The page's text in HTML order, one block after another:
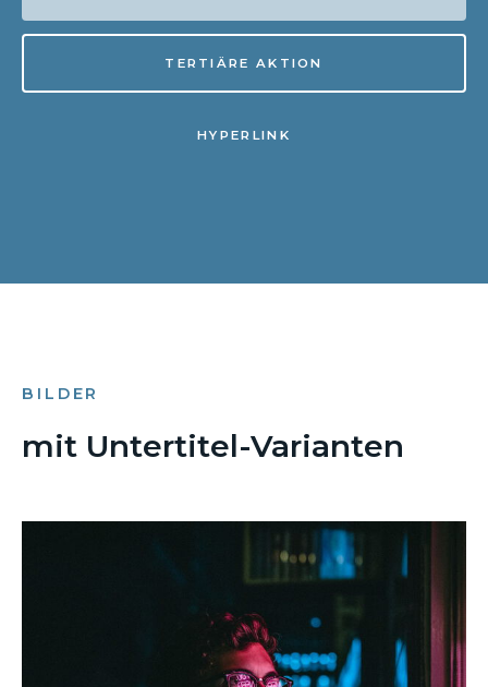
TERTIÄRE AKTION
HYPERLINK
BILDER
mit Untertitel-Varianten